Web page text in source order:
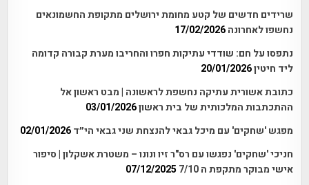
שרידים חדשים של קטע מחומת ירושלים מתקופת החשמונאים
נחשפו לאחרונה 17/02/2026
נתפסו על חם: שודדי עתיקות חפרו והחריבו מערת קבורה קדומה
ליד חיטין20/01/2026
כתובת אשורית עתיקה נחשפת לראשונה | מבט ראשון אל
ההתכתבות המלכותית של בית ראשון03/01/2026
מפגש 'שחקים' עם מיכל גבאי להנצחת שני גבאי הי״ד 02/01/2026
חניכי 'שחקים' נפגשו עם רס"ר זיו ונונו – משטרת אשקלון | סיפור
אישי מבוקר מתקפת ה 7/10
07/12/2025